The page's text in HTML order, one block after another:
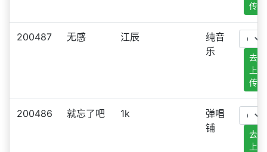
传
200487 无感 江辰
纯音
乐
去
上
传
200486 就忘了吧 1k
弹唱
铺
去
上